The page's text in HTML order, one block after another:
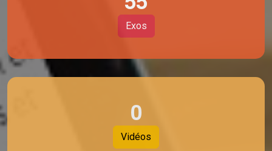
Exos
0
Vidéos